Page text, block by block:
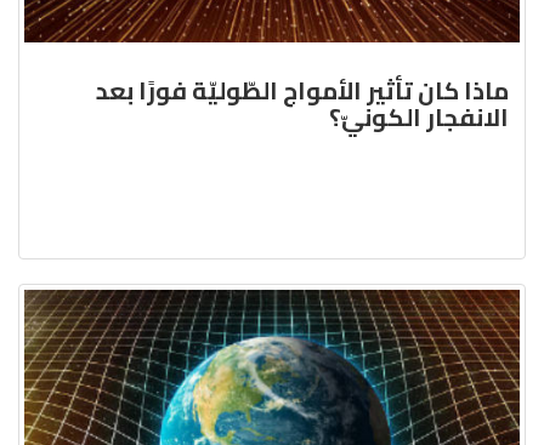
ماذا كان تأثير الأمواج الطّوليّة فورًا بعد
الانفجار الكونيّ؟